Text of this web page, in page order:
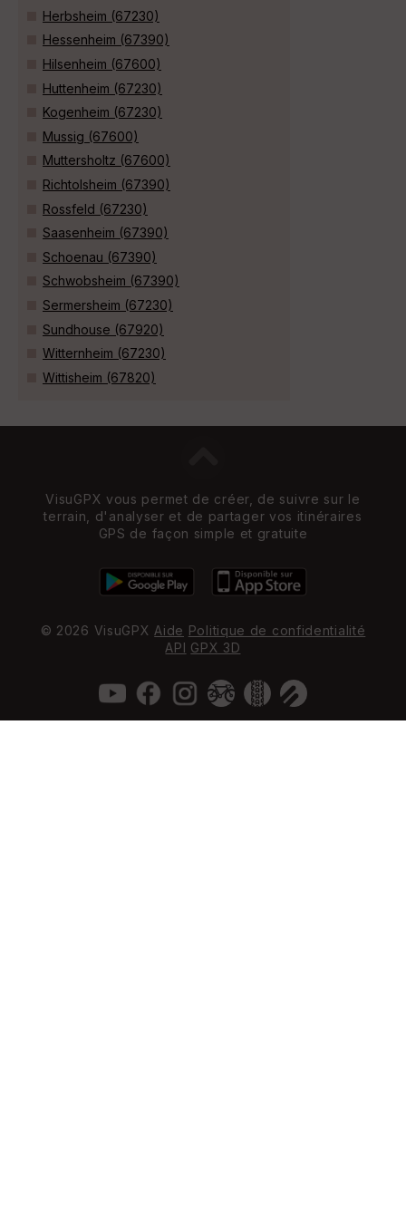
Herbsheim (67230)
Hessenheim (67390)
Hilsenheim (67600)
Huttenheim (67230)
Kogenheim (67230)
Mussig (67600)
Muttersholtz (67600)
Richtolsheim (67390)
Rossfeld (67230)
Saasenheim (67390)
Schoenau (67390)
Schwobsheim (67390)
Sermersheim (67230)
Sundhouse (67920)
Witternheim (67230)
Wittisheim (67820)
VisuGPX vous permet de créer, de suivre sur le
terrain, d'analyser et de partager vos itinéraires
GPS de façon simple et gratuite
© 2026 VisuGPX Aide Politique de confidentialité
API GPX 3D